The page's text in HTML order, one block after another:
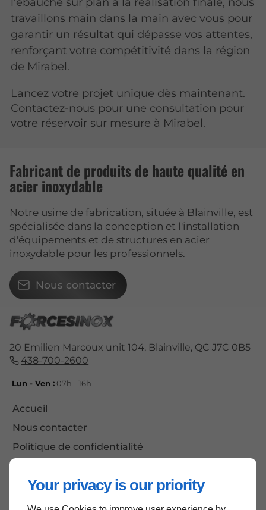
Your privacy is our priority
travaillons main dans la main avec vous pour
garantir un résultat qui dépasse vos attentes,
renforçant votre compétitivité dans la région
de Mirabel.
Lancez votre projet unique dès maintenant.
Contactez-nous pour une consultation pour
votre réservoir sur mesure à Mirabel.
20 Emilien Marcoux unit 104, Blainville, QC J7C 0B5
438-700-2600
Lun - Ven : 07h - 16h
Accueil
Nous contacter
Politique de confidentialité
Fabricant de produits de haute qualité en
acier inoxydable
Notre usine de fabrication, située à Blainville, est
spécialisée dans la conception et l'installation
d'équipements et de structures en acier
inoxydable pour les professionnels.
Nous contacter